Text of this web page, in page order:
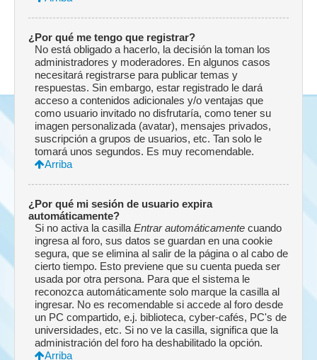
¿Por qué me tengo que registrar?
No está obligado a hacerlo, la decisión la toman los
administradores y moderadores. En algunos casos
necesitará registrarse para publicar temas y
respuestas. Sin embargo, estar registrado le dará
acceso a contenidos adicionales y/o ventajas que
como usuario invitado no disfrutaría, como tener su
imagen personalizada (avatar), mensajes privados,
suscripción a grupos de usuarios, etc. Tan solo le
tomará unos segundos. Es muy recomendable.
Arriba
¿Por qué mi sesión de usuario expira
automáticamente?
Si no activa la casilla Entrar automáticamente cuando
ingresa al foro, sus datos se guardan en una cookie
segura, que se elimina al salir de la página o al cabo de
cierto tiempo. Esto previene que su cuenta pueda ser
usada por otra persona. Para que el sistema le
reconozca automáticamente solo marque la casilla al
ingresar. No es recomendable si accede al foro desde
un PC compartido, e.j. biblioteca, cyber-cafés, PC's de
universidades, etc. Si no ve la casilla, significa que la
administración del foro ha deshabilitado la opción.
Arriba